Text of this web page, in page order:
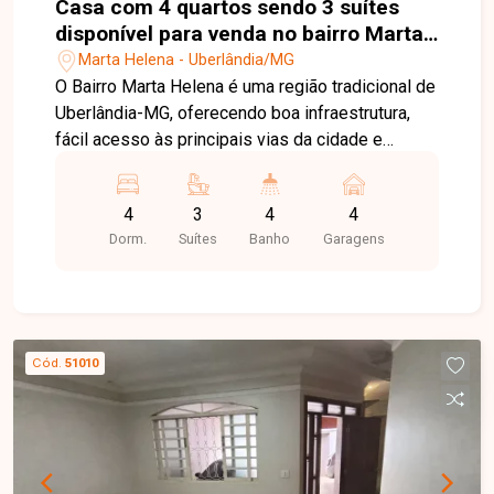
Casa com 4 quartos sendo 3 suítes
disponível para venda no bairro Marta
Helena em Uberlândia-MG
Marta Helena - Uberlândia/MG
O Bairro Marta Helena é uma região tradicional de
Uberlândia-MG, oferecendo boa infraestrutura,
fácil acesso às principais vias da cidade e
farmácias e diversos serviços essenciais. O
bairro proporciona praticidade, conforto e
tranquilidade para toda a família. Casa residencial
imóvel oferece ambientes amplos, confortáveis
e muito bem distribuídos, proporcionando
funcionalidade e excelente aproveitamento dos
cozinha americana planejada com armários, fogão
e geladeira inclusos, além de armários nos
4
Dorm.
3
Suítes
4
Banho
4
Garagens
Cód. 51010